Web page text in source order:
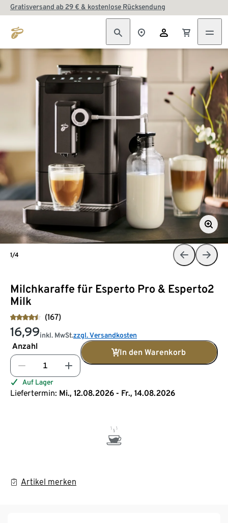
Gratisversand ab 29 € & kostenlose Rücksendung
Milchkaraffe für Esperto Pro & Esperto2
Milk
(167)
16,99inkl. MwSt.zzgl. Versandkosten
Anzahl
In den Warenkorb
Auf Lager
Liefertermin: Mi., 12.08.2026 - Fr., 14.08.2026
Artikel merken
1/4